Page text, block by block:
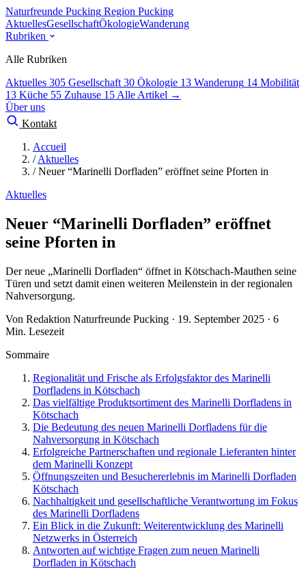
Naturfreunde Pucking Region Pucking
AktuellesGesellschaftÖkologieWanderung
Rubriken
Alle Rubriken
Aktuelles 305 Gesellschaft 30 Ökologie 13 Wanderung 14 Mobilität
13 Küche 55 Zuhause 15 Alle Artikel →
Über uns
Kontakt
Accueil
/ Aktuelles
/ Neuer “Marinelli Dorfladen” eröffnet seine Pforten in
Aktuelles
Neuer “Marinelli Dorfladen” eröffnet
seine Pforten in
Der neue „Marinelli Dorfladen“ öffnet in Kötschach-Mauthen seine
Türen und setzt damit einen weiteren Meilenstein in der regionalen
Nahversorgung.
Von Redaktion Naturfreunde Pucking · 19. September 2025 · 6
Min. Lesezeit
Sommaire
Regionalität und Frische als Erfolgsfaktor des Marinelli
Dorfladens in Kötschach
Das vielfältige Produktsortiment des Marinelli Dorfladens in
Kötschach
Die Bedeutung des neuen Marinelli Dorfladens für die
Nahversorgung in Kötschach
Erfolgreiche Partnerschaften und regionale Lieferanten hinter
dem Marinelli Konzept
Öffnungszeiten und Besuchererlebnis im Marinelli Dorfladen
Kötschach
Nachhaltigkeit und gesellschaftliche Verantwortung im Fokus
des Marinelli Dorfladens
Ein Blick in die Zukunft: Weiterentwicklung des Marinelli
Netzwerks in Österreich
Antworten auf wichtige Fragen zum neuen Marinelli
Dorfladen in Kötschach